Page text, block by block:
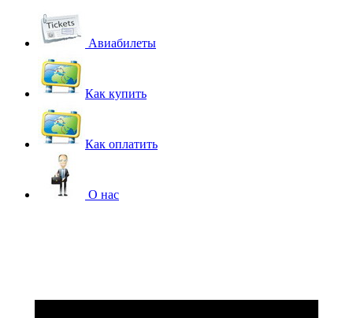
Авиабилеты
Как купить
Как оплатить
О нас